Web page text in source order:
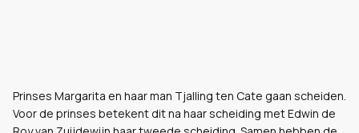
Prinses Margarita en haar man Tjalling ten Cate gaan scheiden.
Voor de prinses betekent dit na haar scheiding met Edwin de